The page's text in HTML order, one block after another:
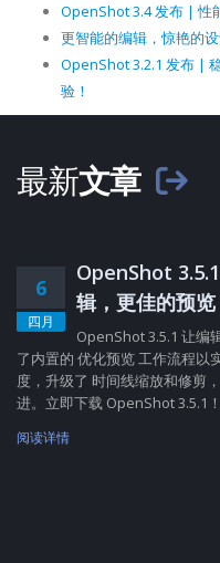
OpenShot 3.4 发布 | 性
更智能的编辑，惊艳的
OpenShot 3.2.1 发布 |
验！
最新文章
6
四月
OpenShot
辑，更佳的预览
OpenShot 3.5.1 让编
了内置的 优化预览 工作流程以
度，升级了 时间线缩放和修剪
进。立即下载 OpenShot 3.5.1
阅读详情